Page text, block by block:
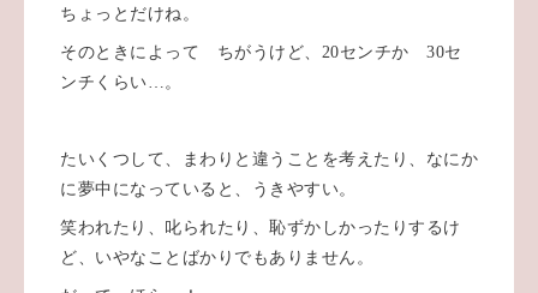
ちょっとだけね。
そのときによって ちがうけど、20センチか 30セ
ンチくらい…。
たいくつして、まわりと違うことを考えたり、なにか
に夢中になっていると、うきやすい。
笑われたり、叱られたり、恥ずかしかったりするけ
ど、いやなことばかりでもありません。